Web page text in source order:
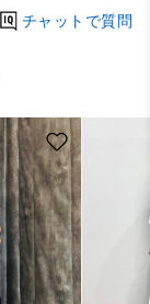
チャットで質問